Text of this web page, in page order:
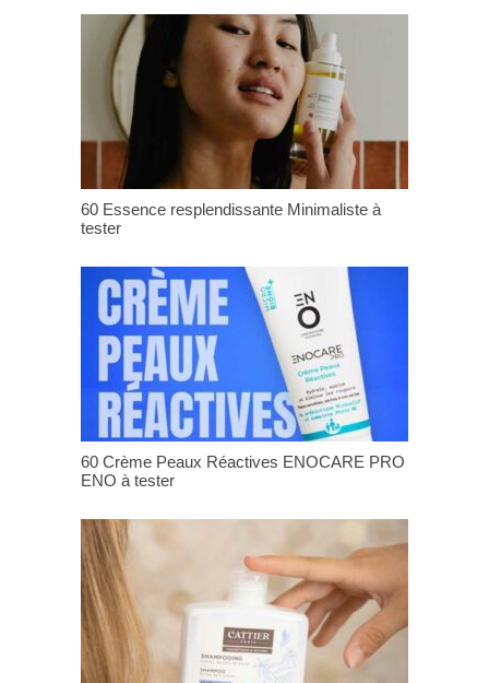
60 Essence resplendissante Minimaliste à
tester
60 Crème Peaux Réactives ENOCARE PRO
ENO à tester